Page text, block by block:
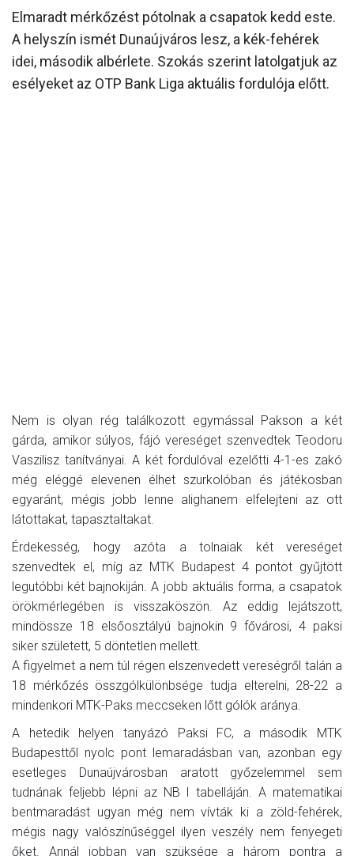
GALÉRIA
SZURKOLÓI ÉLMÉNYEK
AKKREDITÁCIÓ
Elmaradt mérkőzést pótolnak a csapatok kedd este.
A helyszín ismét Dunaújváros lesz, a kék-fehérek
idei, második albérlete. Szokás szerint latolgatjuk az
esélyeket az OTP Bank Liga aktuális fordulója előtt.
Nem is olyan rég találkozott egymással Pakson a két
gárda, amikor súlyos, fájó vereséget szenvedtek Teodoru
Vaszilisz tanítványai. A két fordulóval ezelőtti 4-1-es zakó
még eléggé elevenen élhet szurkolóban és játékosban
egyaránt, mégis jobb lenne alighanem elfelejteni az ott
látottakat, tapasztaltakat.
Érdekesség, hogy azóta a tolnaiak két vereséget
szenvedtek el, míg az MTK Budapest 4 pontot gyűjtött
legutóbbi két bajnokiján. A jobb aktuális forma, a csapatok
örökmérlegében is visszaköszön. Az eddig lejátszott,
mindössze 18 elsőosztályú bajnokin 9 fővárosi, 4 paksi
siker született, 5 döntetlen mellett.
A figyelmet a nem túl régen elszenvedett vereségről talán a
18 mérkőzés összgólkülönbsége tudja elterelni, 28-22 a
mindenkori MTK-Paks meccseken lőtt gólók aránya.
A hetedik helyen tanyázó Paksi FC, a második MTK
Budapesttől nyolc pont lemaradásban van, azonban egy
esetleges Dunaújvárosban aratott győzelemmel sem
tudnának feljebb lépni az NB I tabelláján. A matematikai
bentmaradást ugyan még nem vívták ki a zöld-fehérek,
mégis nagy valószínűséggel ilyen veszély nem fenyegeti
őket. Annál jobban van szüksége a három pontra a